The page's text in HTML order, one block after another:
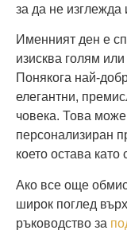
за да не
Именният ден е
изисква голям
Понякога най-
елегантни,
човека. Това
персонализиран
което остава като
Ако все още
широк поглед
ръководство за